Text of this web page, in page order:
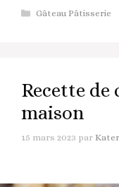
Catégories
Gâteau Pâtisserie
Recette de
maison
15 mars 2023 par